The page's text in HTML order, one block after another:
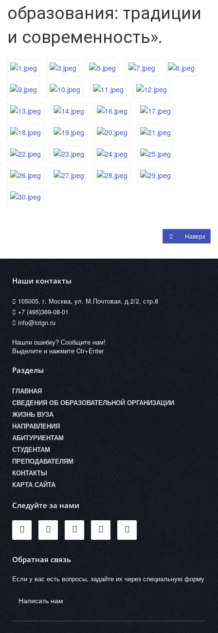
образования: традиции
и современность».
Наверх
Наши контакты
105005, г. Москва, ул. М.Почтовая, д.2/2, стр.8
+7 (495)369-08-01
info@iotgn.ru
Нашли ошибку? Сообщите нам!
Выделите и нажмите Ctr+Enter
Разделы
ГЛАВНАЯ
СВЕДЕНИЯ ОБ ОБРАЗОВАТЕЛЬНОЙ ОРГАНИЗАЦИИ
ЖИЗНЬ ВУЗА
НАПРАВЛЕНИЯ
АБИТУРИЕНТАМ
СТУДЕНТАМ
ПРЕПОДАВАТЕЛЯМ
КОНТАКТЫ
КАРТА САЙТА
Следуйте за нами
Обратная связь
Если у вас есть вопросы, задайте их через специальную форму
Написать нам